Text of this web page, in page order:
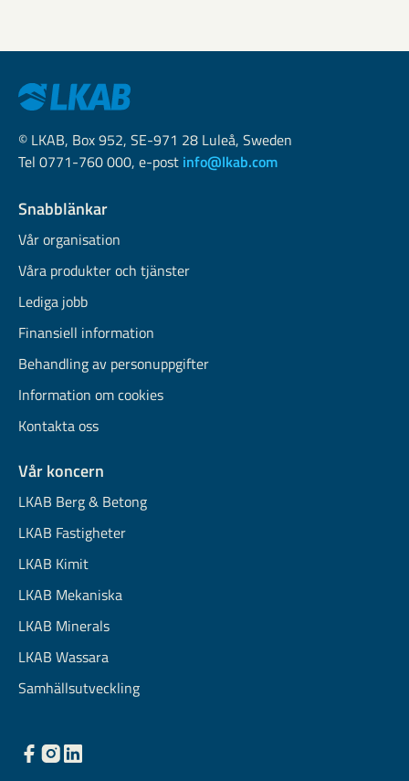
© LKAB, Box 952, SE-971 28 Luleå, Sweden
Tel 0771-760 000, e-post info@lkab.com
Snabblänkar
Vår organisation
Våra produkter och tjänster
Lediga jobb
Finansiell information
Behandling av personuppgifter
Information om cookies
Kontakta oss
Vår koncern
LKAB Berg & Betong
LKAB Fastigheter
LKAB Kimit
LKAB Mekaniska
LKAB Minerals
LKAB Wassara
Samhällsutveckling